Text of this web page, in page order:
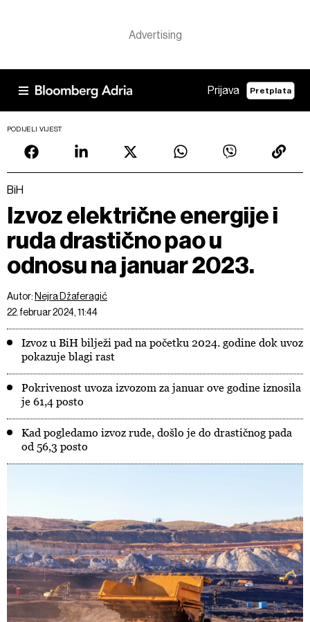
Prijava Pretplata
PODIJELI VIJEST
BiH
Izvoz električne energije i
ruda drastično pao u
odnosu na januar 2023.
Autor: Nejra Džaferagić
22. februar 2024, 11:44
Izvoz u BiH bilježi pad na početku 2024. godine dok uvoz
pokazuje blagi rast
Pokrivenost uvoza izvozom za januar ove godine iznosila
je 61,4 posto
Kad pogledamo izvoz rude, došlo je do drastičnog pada
od 56,3 posto